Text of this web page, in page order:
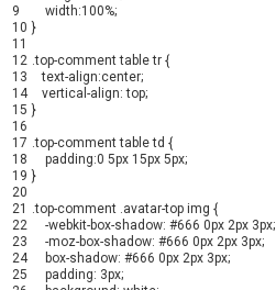
9
10
11
12
13
14
15
16
17
18
19
20
21
22
23
24
25
width:100%;
}
.top-comment table tr {
text-align:center;
vertical-align: top;
}
.top-comment table td {
padding:0 5px 15px 5px;
}
.top-comment .avatar-top img {
-webkit-box-shadow: #666 0px 2px 3px;
-moz-box-shadow: #666 0px 2px 3px;
box-shadow: #666 0px 2px 3px;
padding: 3px;